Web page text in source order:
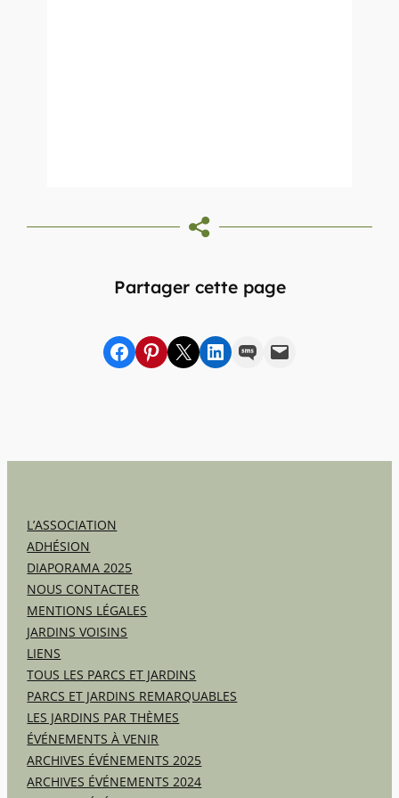
Partager cette page
Partager sur Facebook
sur Pinterest
sur X sur LinkedIn
par SMSpar e-mail
L’ASSOCIATION
ADHÉSION
DIAPORAMA 2025
NOUS CONTACTER
MENTIONS LÉGALES
JARDINS VOISINS
LIENS
TOUS LES PARCS ET JARDINS
PARCS ET JARDINS REMARQUABLES
LES JARDINS PAR THÈMES
ÉVÉNEMENTS À VENIR
ARCHIVES ÉVÉNEMENTS 2025
ARCHIVES ÉVÉNEMENTS 2024